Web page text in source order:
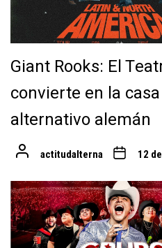
Giant Rooks: El
convierte en la
alternativo alemán
actitudalterna 12